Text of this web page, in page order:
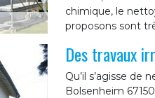
chimique, le
proposons sont
Des travaux
Qu’il s’agisse
Bolsenheim